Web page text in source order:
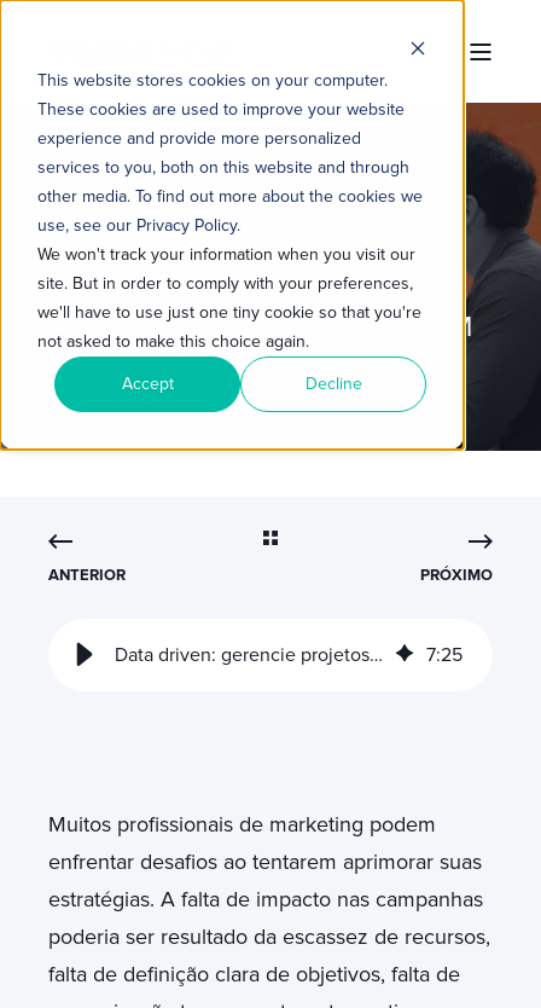
This website stores cookies on your computer.
These cookies are used to improve your website
experience and provide more personalized
services to you, both on this website and through
other media. To find out more about the cookies we
use, see our Privacy Policy.
We won't track your information when you visit our
site. But in order to comply with your preferences,
we'll have to use just one tiny cookie so that you're
not asked to make this choice again.
Accept Decline
5 MIN READ
DATA DRIVEN: GERENCIE
PROJETOS DE MARKETING COM
BASE EM DADOS
ANTERIOR PRÓXIMO
Data driven: gerencie projetos de marketing com base em dados 7:25
Muitos profissionais de marketing podem
enfrentar desafios ao tentarem aprimorar suas
estratégias. A falta de impacto nas campanhas
poderia ser resultado da escassez de recursos,
falta de definição clara de objetivos, falta de